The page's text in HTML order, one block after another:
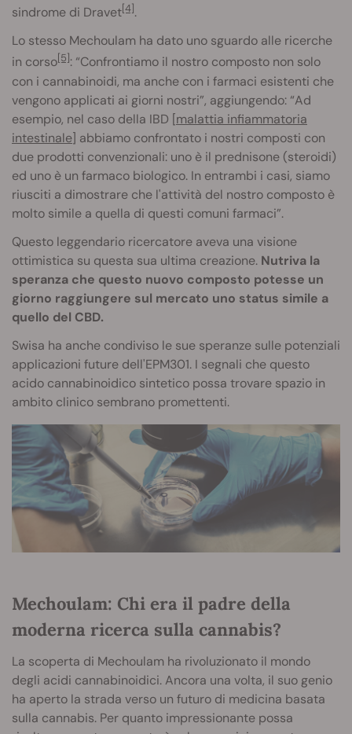
sindrome di Dravet[4].
Lo stesso Mechoulam ha dato uno sguardo alle ricerche
in corso[5]: “Confrontiamo il nostro composto non solo
con i cannabinoidi, ma anche con i farmaci esistenti che
vengono applicati ai giorni nostri”, aggiungendo: “Ad
esempio, nel caso della IBD [malattia infiammatoria
intestinale] abbiamo confrontato i nostri composti con
due prodotti convenzionali: uno è il prednisone (steroidi)
ed uno è un farmaco biologico. In entrambi i casi, siamo
riusciti a dimostrare che l'attività del nostro composto è
molto simile a quella di questi comuni farmaci”.
Questo leggendario ricercatore aveva una visione
ottimistica su questa sua ultima creazione. Nutriva la
speranza che questo nuovo composto potesse un
giorno raggiungere sul mercato uno status simile a
quello del CBD.
Swisa ha anche condiviso le sue speranze sulle potenziali
applicazioni future dell'EPM301. I segnali che questo
acido cannabinoidico sintetico possa trovare spazio in
ambito clinico sembrano promettenti.
Mechoulam: Chi era il padre della
moderna ricerca sulla cannabis?
La scoperta di Mechoulam ha rivoluzionato il mondo
degli acidi cannabinoidici. Ancora una volta, il suo genio
ha aperto la strada verso un futuro di medicina basata
sulla cannabis. Per quanto impressionante possa